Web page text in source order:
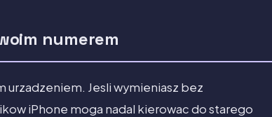
numerem
urzadzeniem. Jesli wymieniasz bez
iPhone moga nadal kierowac do starego